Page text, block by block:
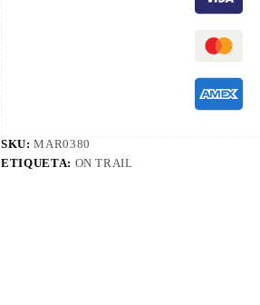
SKU:MAR0380
ETIQUETA: ON TRAIL